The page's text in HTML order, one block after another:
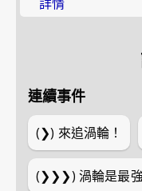
連續事件
(❯) 來追渦輪！
(❯❯❯) 渦輪是最